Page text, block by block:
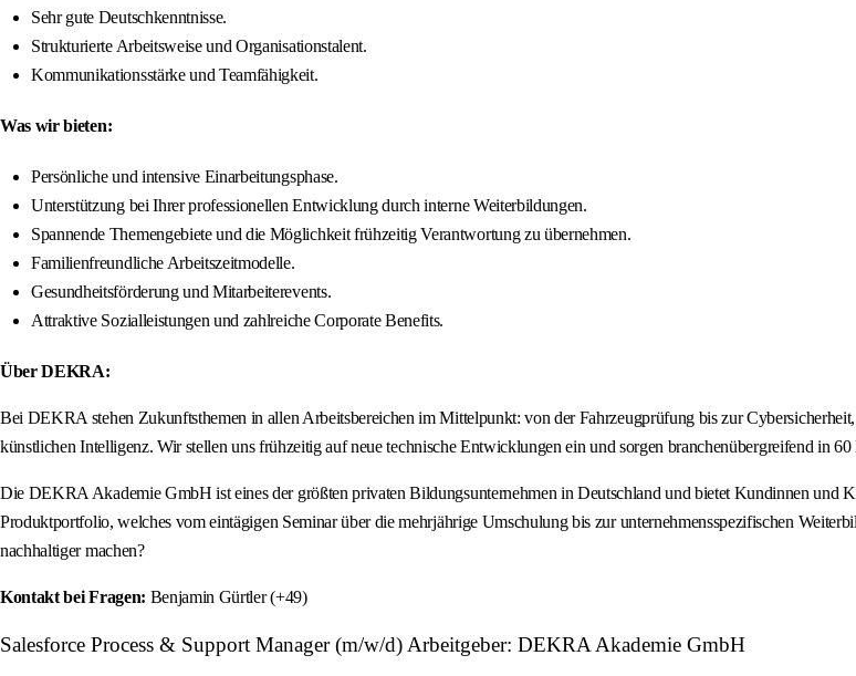
Sehr gute Deutschkenntnisse.
Strukturierte Arbeitsweise und Organisationstalent.
Kommunikationsstärke und Teamfähigkeit.
Was wir bieten:
Persönliche und intensive Einarbeitungsphase.
Unterstützung bei Ihrer professionellen Entwicklung durch interne Weiterbildungen.
Spannende Themengebiete und die Möglichkeit frühzeitig Verantwortung zu übernehmen.
Familienfreundliche Arbeitszeitmodelle.
Gesundheitsförderung und Mitarbeiterevents.
Attraktive Sozialleistungen und zahlreiche Corporate Benefits.
Über DEKRA:
Bei DEKRA stehen Zukunftsthemen in allen Arbeitsbereichen im Mittelpunkt: von der Fahrzeugprüfung bis zur
künstlichen Intelligenz. Wir stellen uns frühzeitig auf neue technische Entwicklungen ein und sorgen branchenübergreifend in
Die DEKRA Akademie GmbH ist eines der größten privaten Bildungsunternehmen in Deutschland und bietet Kundinnen und
Produktportfolio, welches vom eintägigen Seminar über die mehrjährige Umschulung bis zur unternehmensspezifischen
nachhaltiger machen?
Kontakt bei Fragen: Benjamin Gürtler (+49)
Salesforce Process & Support Manager (m/w/d) Arbeitgeber: DEKRA Akademie GmbH